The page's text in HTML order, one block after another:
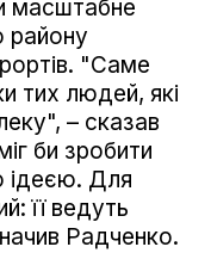
масштабне
району
"Саме
тих людей, які
– сказав
би зробити
ідеєю. Для
її ведуть
Радченко.